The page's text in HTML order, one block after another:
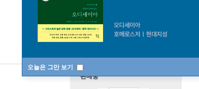
오늘은 그만 보기
판매중